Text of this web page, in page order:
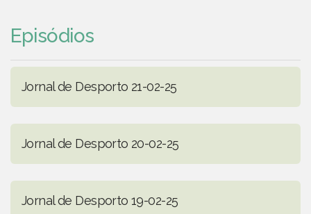
Episódios
Jornal de Desporto 21-02-25
Jornal de Desporto 20-02-25
Jornal de Desporto 19-02-25